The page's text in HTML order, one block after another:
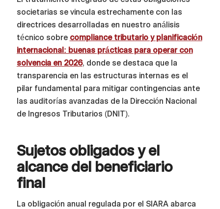
societarias se vincula estrechamente con las
directrices desarrolladas en nuestro análisis
técnico sobre compliance tributario y planificación
internacional: buenas prácticas para operar con
solvencia en 2026, donde se destaca que la
transparencia en las estructuras internas es el
pilar fundamental para mitigar contingencias ante
las auditorías avanzadas de la Dirección Nacional
de Ingresos Tributarios (DNIT).
Sujetos obligados y el
alcance del beneficiario
final
La obligación anual regulada por el SIARA abarca